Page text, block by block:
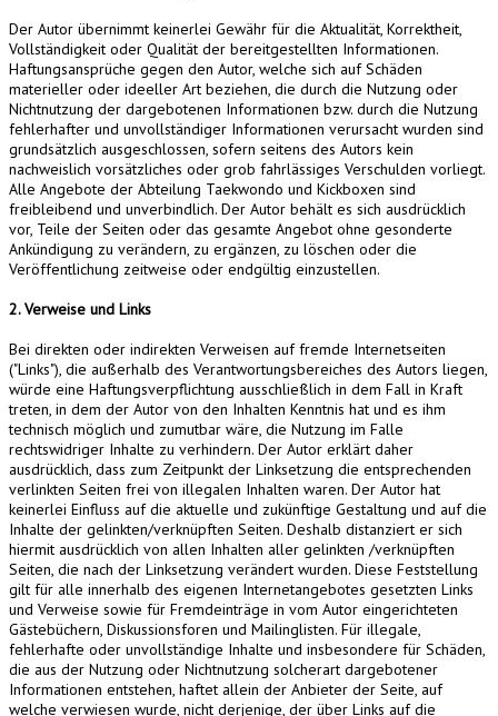
Der Autor übernimmt keinerlei Gewähr für die Aktualität, Korrektheit,
Vollständigkeit oder Qualität der bereitgestellten Informationen.
Haftungsansprüche gegen den Autor, welche sich auf Schäden
materieller oder ideeller Art beziehen, die durch die Nutzung oder
Nichtnutzung der dargebotenen Informationen bzw. durch die Nutzung
fehlerhafter und unvollständiger Informationen verursacht wurden sind
grundsätzlich ausgeschlossen, sofern seitens des Autors kein
nachweislich vorsätzliches oder grob fahrlässiges Verschulden vorliegt.
Alle Angebote der Abteilung Taekwondo und Kickboxen sind
freibleibend und unverbindlich. Der Autor behält es sich ausdrücklich
vor, Teile der Seiten oder das gesamte Angebot ohne gesonderte
Ankündigung zu verändern, zu ergänzen, zu löschen oder die
Veröffentlichung zeitweise oder endgültig einzustellen.
2. Verweise und Links
Bei direkten oder indirekten Verweisen auf fremde Internetseiten
("Links"), die außerhalb des Verantwortungsbereiches des Autors liegen,
würde eine Haftungsverpflichtung ausschließlich in dem Fall in Kraft
treten, in dem der Autor von den Inhalten Kenntnis hat und es ihm
technisch möglich und zumutbar wäre, die Nutzung im Falle
rechtswidriger Inhalte zu verhindern. Der Autor erklärt daher
ausdrücklich, dass zum Zeitpunkt der Linksetzung die entsprechenden
verlinkten Seiten frei von illegalen Inhalten waren. Der Autor hat
keinerlei Einfluss auf die aktuelle und zukünftige Gestaltung und auf die
Inhalte der gelinkten/verknüpften Seiten. Deshalb distanziert er sich
hiermit ausdrücklich von allen Inhalten aller gelinkten /verknüpften
Seiten, die nach der Linksetzung verändert wurden. Diese Feststellung
gilt für alle innerhalb des eigenen Internetangebotes gesetzten Links
und Verweise sowie für Fremdeinträge in vom Autor eingerichteten
Gästebüchern, Diskussionsforen und Mailinglisten. Für illegale,
fehlerhafte oder unvollständige Inhalte und insbesondere für Schäden,
die aus der Nutzung oder Nichtnutzung solcherart dargebotener
Informationen entstehen, haftet allein der Anbieter der Seite, auf
welche verwiesen wurde, nicht derjenige, der über Links auf die